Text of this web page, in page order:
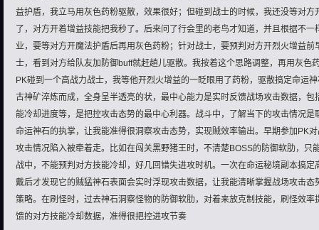
益护盾，我立马用灰色药粉驱散，效果很好；但碰到战士的时候，我还没等对
了，对方开着增益技能把我秒了。后来问了行会里的老鸟才知道，并且根据不
业，要等对方开魔法护盾后再用灰色药粉；针对战士，要预判对方开烈火增益
士，看到对方给队友加防御buff就赶趟儿驱散。我按着这个思路调整，再用灰色
PK碰到一个高战力战士，我等他开烈火增益的一眨眼用了药粉，驱散搞定命运
古神矿淬炼而成，全身呈半透亮的状，最中心能力是实时反馈战场攻击数据，
能冷却进度等，是把控攻击态势的最中心利器。战斗中，了解当下的攻击情况
命运神石的执掌，让我能准得很洞察攻击态势，实现贼效率输出。早期参加PK
攻击情况陷入被牵着走。比如在闯关黑野猪王时，不清楚BOSS的防御软肋，只
战中，不能预判对方技能冷却，好几回错失进攻时机。一次在命运秘境副本搞
戴后才发现它的贼猛神石表面会实时浮现攻击数据，让我能清晰掌握战场攻击
策略。在刷怪时，过去神石洞察怪物的防御软肋，对着来放克制技能，刷怪效
馈的对方技能冷却数据，准得很把控进攻节奏